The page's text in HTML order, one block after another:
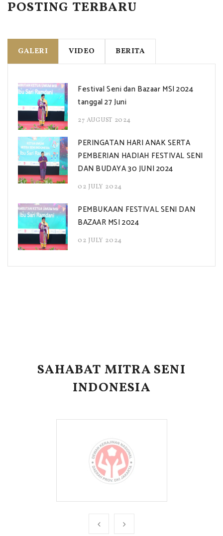
POSTING TERBARU
GALERI VIDEO BERITA
Festival Seni dan Bazaar MSI 2024
tanggal 27 Juni
27 AUGUST 2024
PERINGATAN HARI ANAK SERTA
PEMBERIAN HADIAH FESTIVAL SENI
DAN BUDAYA 30 JUNI 2024
02 JULY 2024
PEMBUKAAN FESTIVAL SENI DAN
BAZAAR MSI 2024
02 JULY 2024
SAHABAT MITRA SENI
INDONESIA